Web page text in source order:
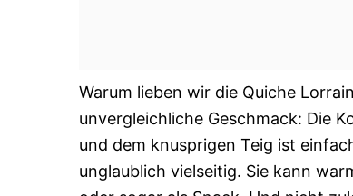
Warum lieben wir die Quiche
unvergleichliche Geschmack: Die
und dem knusprigen Teig ist
unglaublich vielseitig. Sie kann